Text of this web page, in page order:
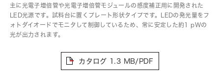
主に光電子増倍管や光電子増倍管モジュールの感度補正用に開発された
LED光源です。試料台に置くプレート形状タイプです。LEDの発光量をフ
ォトダイオードでモニタして制御しているため、常に安定した約1 pWの
光が出力されます。
カタログ 1.3 MB/PDF